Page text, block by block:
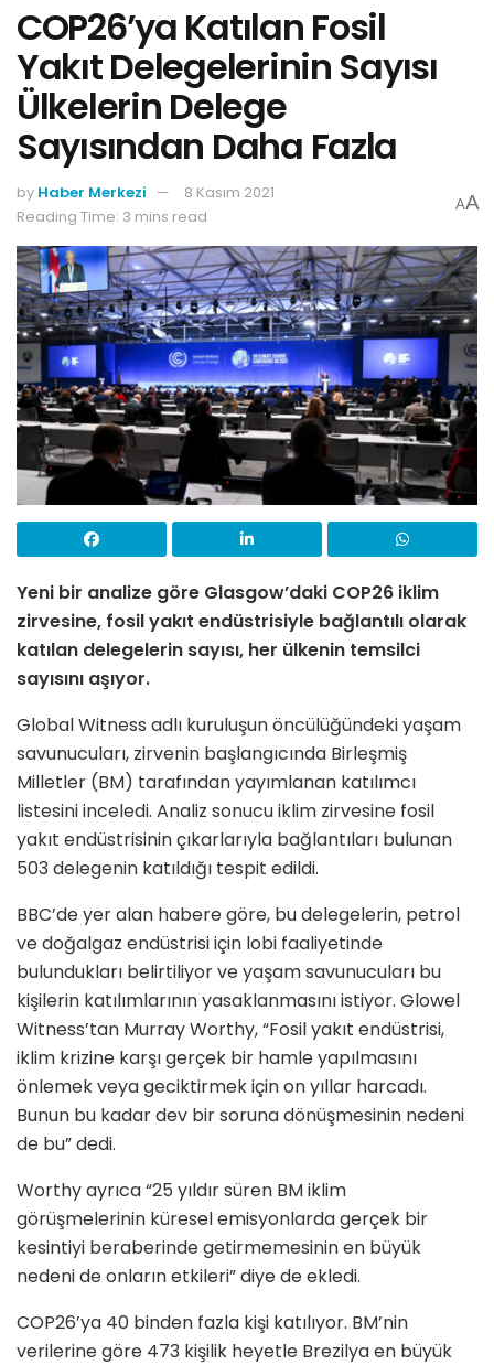
COP26’ya Katılan Fosil
Yakıt Delegelerinin Sayısı
Ülkelerin Delege
Sayısından Daha Fazla
by Haber Merkezi
8 Kasım 2021
Reading Time: 3 mins read
AA
Yeni bir analize göre Glasgow’daki COP26 iklim
zirvesine, fosil yakıt endüstrisiyle bağlantılı olarak
katılan delegelerin sayısı, her ülkenin temsilci
sayısını aşıyor.
Global Witness adlı kuruluşun öncülüğündeki yaşam
savunucuları, zirvenin başlangıcında Birleşmiş
Milletler (BM) tarafından yayımlanan katılımcı
listesini inceledi. Analiz sonucu iklim zirvesine fosil
yakıt endüstrisinin çıkarlarıyla bağlantıları bulunan
503 delegenin katıldığı tespit edildi.
BBC’de yer alan habere göre, bu delegelerin, petrol
ve doğalgaz endüstrisi için lobi faaliyetinde
bulundukları belirtiliyor ve yaşam savunucuları bu
kişilerin katılımlarının yasaklanmasını istiyor. Glowel
Witness’tan Murray Worthy, “Fosil yakıt endüstrisi,
iklim krizine karşı gerçek bir hamle yapılmasını
önlemek veya geciktirmek için on yıllar harcadı.
Bunun bu kadar dev bir soruna dönüşmesinin nedeni
de bu” dedi.
Worthy ayrıca “25 yıldır süren BM iklim
görüşmelerinin küresel emisyonlarda gerçek bir
kesintiyi beraberinde getirmemesinin en büyük
nedeni de onların etkileri” diye de ekledi.
COP26’ya 40 binden fazla kişi katılıyor. BM’nin
verilerine göre 473 kişilik heyetle Brezilya en büyük